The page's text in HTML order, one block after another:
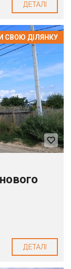
ДЕТАЛІ
СВОЮ ДІЛЯНКУ
ДЕТАЛІ